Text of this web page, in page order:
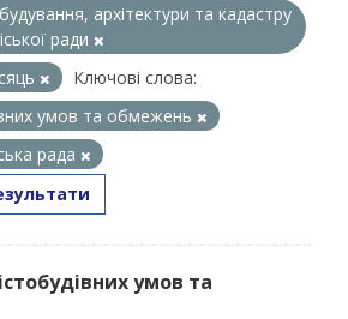
архітектури та кадастру
ради
Ключові слова:
умов та обмежень
рада
умов та